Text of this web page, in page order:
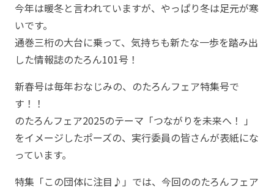
今年は暖冬と言われていますが、やっぱり冬は足元が寒
いです。
通巻三桁の大台に乗って、気持ちも新たな一歩を踏み出
した情報誌のたろん101号！
新春号は毎年おなじみの、のたろんフェア特集号で
す！！
のたろんフェア2025のテーマ「つながりを未来へ！ 」
をイメージしたポーズの、実行委員の皆さんが表紙にな
っています。
特集「この団体に注目♪」では、今回ののたろんフェア